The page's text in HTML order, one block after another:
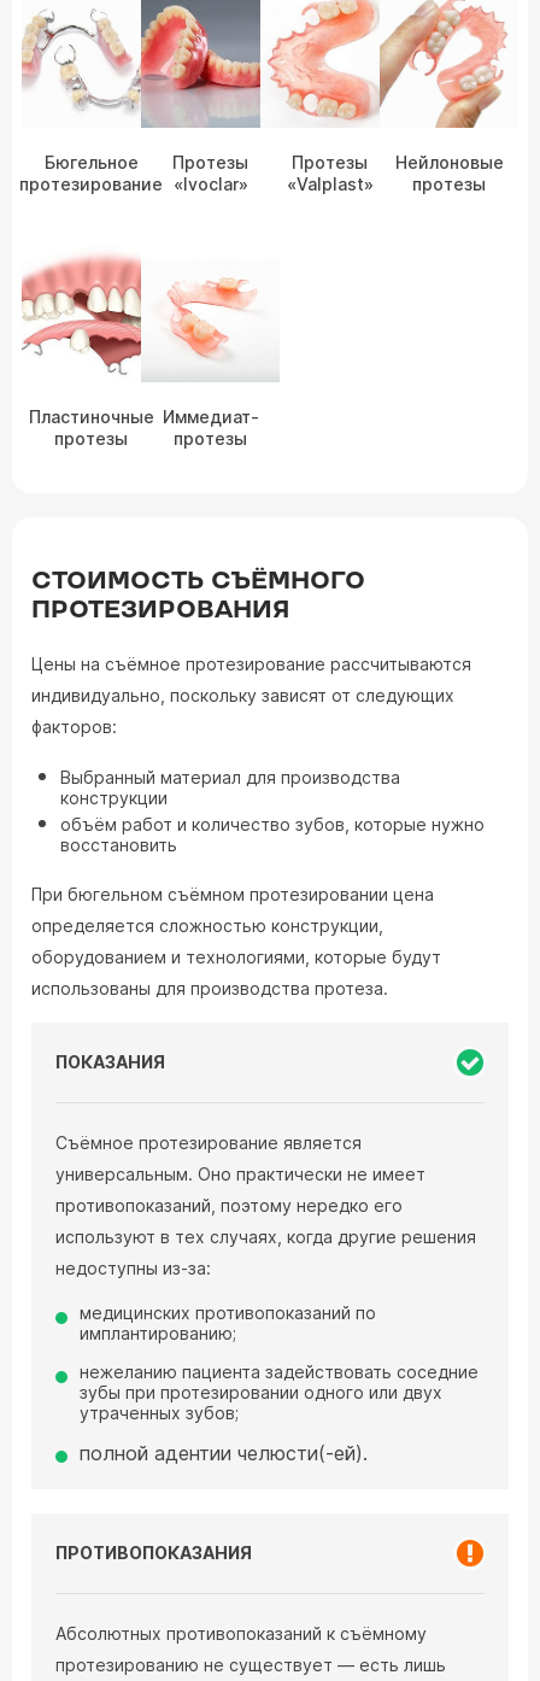
Бюгельное
протезирование
Протезы
«Ivoclar»
Протезы
«Valplast»
Нейлоновые
протезы
Пластиночные
протезы
Иммедиат-
протезы
СТОИМОСТЬ СЪЁМНОГО
ПРОТЕЗИРОВАНИЯ
Цены на съёмное протезирование рассчитываются
индивидуально, поскольку зависят от следующих
факторов:
Выбранный материал для производства
конструкции
объём работ и количество зубов, которые нужно
восстановить
При бюгельном съёмном протезировании цена
определяется сложностью конструкции,
оборудованием и технологиями, которые будут
использованы для производства протеза.
ПОКАЗАНИЯ
Съёмное протезирование является
универсальным. Оно практически не имеет
противопоказаний, поэтому нередко его
используют в тех случаях, когда другие решения
недоступны из-за:
медицинских противопоказаний по
имплантированию;
нежеланию пациента задействовать соседние
зубы при протезировании одного или двух
утраченных зубов;
полной адентии челюсти(-ей).
ПРОТИВОПОКАЗАНИЯ
Абсолютных противопоказаний к съёмному
протезированию не существует — есть лишь